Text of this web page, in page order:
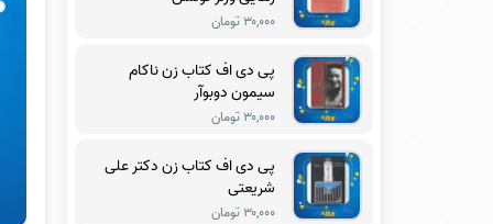
۳۰,۰۰۰ تومان
پی دی اف کتاب زن ناکام
سیمون دوبوآر
۳۰,۰۰۰ تومان
پی دی اف کتاب زن دکتر علی
شریعتی
۳۰,۰۰۰ تومان